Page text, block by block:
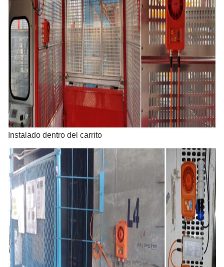
Instalado dentro del carrito